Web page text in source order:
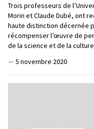
Trois professeurs de
Morin et Claude Dubé, ont
haute distinction décernée
récompenser l’œuvre de
de la science et de la
— 5 novembre 2020